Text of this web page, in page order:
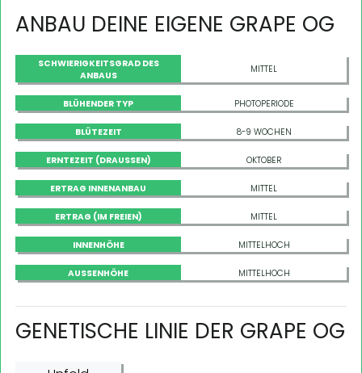
ANBAU DEINE EIGENE GRAPE OG
SCHWIERIGKEITSGRAD DES
ANBAUS
MITTEL
BLÜHENDER TYP PHOTOPERIODE
BLÜTEZEIT 8-9 WOCHEN
ERNTEZEIT (DRAUSSEN) OKTOBER
ERTRAG INNENANBAU MITTEL
ERTRAG (IM FREIEN) MITTEL
INNENHÖHE MITTELHOCH
AUSSENHÖHE MITTELHOCH
GENETISCHE LINIE DER GRAPE OG